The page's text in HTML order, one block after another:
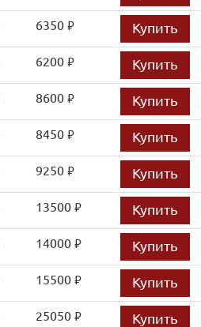
6350 руб. Купить
6200 руб. Купить
8600 руб. Купить
8450 руб. Купить
9250 руб. Купить
13500 руб. Купить
14000 руб. Купить
15500 руб. Купить
25050 руб. Купить